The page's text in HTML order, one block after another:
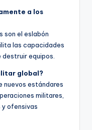
a los
son el eslabón
las capacidades
equipos.
global?
nuevos estándares
militares,
ofensivas